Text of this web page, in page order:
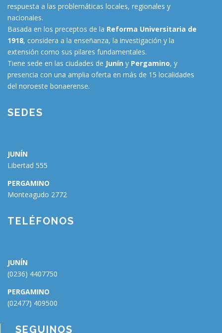
respuesta a las problemáticas locales, regionales y
nacionales.
Basada en los preceptos de la Reforma Universitaria de
1918, considera a la enseñanza, la investigación y la
extensión como sus pilares fundamentales.
Tiene sede en las ciudades de Junín y Pergamino, y
presencia con una amplia oferta en más de 15 localidades
del noroeste bonaerense.
SEDES
JUNÍN
Libertad 555
PERGAMINO
Monteagudo 2772
TELÉFONOS
JUNÍN
(0236) 4407750
PERGAMINO
(02477) 409500
SEGUINOS